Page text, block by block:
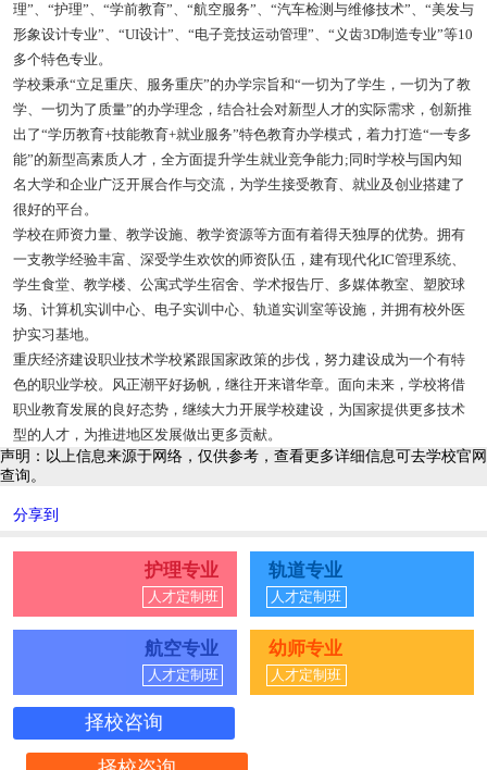
理”、“护理”、“学前教育”、“航空服务”、“汽车检测与维修技术”、“美发与
形象设计专业”、“UI设计”、“电子竞技运动管理”、“义齿3D制造专业”等10
多个特色专业。
学校秉承“立足重庆、服务重庆”的办学宗旨和“一切为了学生，一切为了教
学、一切为了质量”的办学理念，结合社会对新型人才的实际需求，创新推
出了“学历教育+技能教育+就业服务”特色教育办学模式，着力打造“一专多
能”的新型高素质人才，全方面提升学生就业竞争能力;同时学校与国内知
名大学和企业广泛开展合作与交流，为学生接受教育、就业及创业搭建了
很好的平台。
学校在师资力量、教学设施、教学资源等方面有着得天独厚的优势。拥有
一支教学经验丰富、深受学生欢饮的师资队伍，建有现代化IC管理系统、
学生食堂、教学楼、公寓式学生宿舍、学术报告厅、多媒体教室、塑胶球
场、计算机实训中心、电子实训中心、轨道实训室等设施，并拥有校外医
护实习基地。
重庆经济建设职业技术学校紧跟国家政策的步伐，努力建设成为一个有特
色的职业学校。风正潮平好扬帆，继往开来谱华章。面向未来，学校将借
职业教育发展的良好态势，继续大力开展学校建设，为国家提供更多技术
型的人才，为推进地区发展做出更多贡献。
声明：以上信息来源于网络，仅供参考，查看更多详细信息可去学校官网
查询。
分享到
护理专业
人才定制班
轨道专业
人才定制班
航空专业
人才定制班
幼师专业
人才定制班
择校咨询